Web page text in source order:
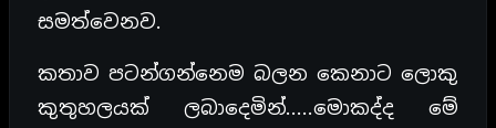
සමත්වෙනව.
කතාව පටන්ගන්නෙම බලන කෙනාට ලොකු
කුතුහලයක් ලබාදෙමින්…..මොකද්ද මේ